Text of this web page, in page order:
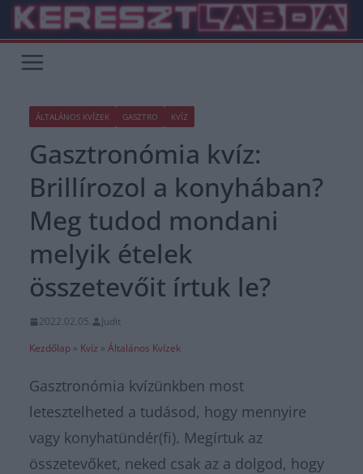
Skip
content
ÁLTALÁNOS KVÍZEK GASZTRO KVÍZ
Gasztronómia kvíz:
Brillírozol a konyhában?
Meg tudod mondani
melyik ételek
összetevőit írtuk le?
2022.02.05.
Judit
Kezdőlap » Kvíz » Általános Kvízek
Gasztronómia kvízünkben most
letesztelheted a tudásod, hogy mennyire
vagy konyhatündér(fi). Megírtuk az
összetevőket, neked csak az a dolgod, hogy